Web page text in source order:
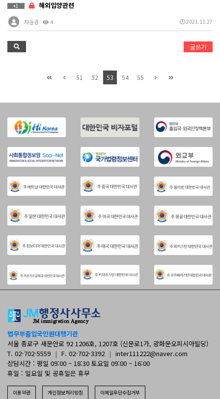
+1 해외입양관련
차윤권 4 2021.11.27
글쓰기
51 52 53 54 55
법무부출입국민원대행기관
서울 종로구 새문안로 92 1206호, 1207호 (신문로1가, 광화문오피시아빌딩)
T. 02-702-5559 | F. 02-702-3392 | inter111222@naver.com
상담시간 : 평일 09:00 ~ 18:30 토요일 09:00 ~ 16:00
휴일 : 일요일 및 공휴일은 휴무
이용약관 개인정보처리방침 이메일무단수집거부